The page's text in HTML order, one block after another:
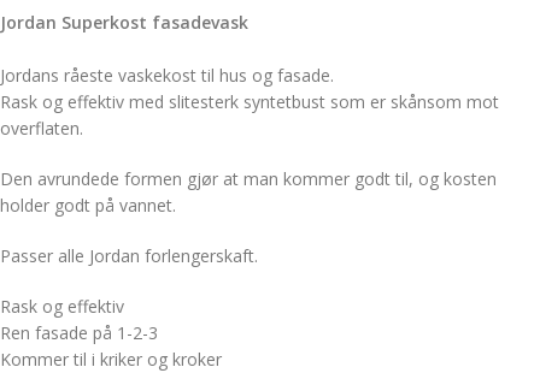
Jordan Superkost fasadevask
Jordans råeste vaskekost til hus og fasade.
Rask og effektiv med slitesterk syntetbust som er skånsom mot
overflaten.
Den avrundede formen gjør at man kommer godt til, og kosten
holder godt på vannet.
Passer alle Jordan forlengerskaft.
Rask og effektiv
Ren fasade på 1-2-3
Kommer til i kriker og kroker